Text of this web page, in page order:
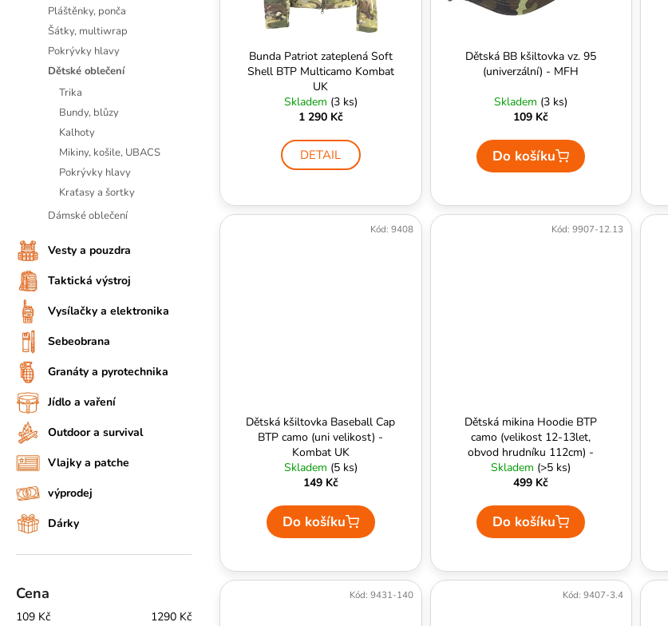
Pláštěnky, ponča
Šátky, multiwrap
Pokrývky hlavy
Dětské oblečení
Trika
Bundy, blůzy
Kalhoty
Mikiny, košile, UBACS
Pokrývky hlavy
Kraťasy a šortky
Dámské oblečení
Vesty a pouzdra
Taktická výstroj
Vysílačky a elektronika
Sebeobrana
Granáty a pyrotechnika
Jídlo a vaření
Outdoor a survival
Vlajky a patche
výprodej
Dárky
Cena
109 Kč 1290 Kč
Bunda Patriot zateplená Soft
Shell BTP Multicamo Kombat
UK
Skladem (3 ks)
1 290 Kč
DETAIL
Dětská BB kšiltovka vz. 95
(univerzální) - MFH
Skladem (3 ks)
109 Kč
Do košíku
Dětská kšiltovka Baseball Cap
BTP camo (uni velikost) -
Kombat UK
Skladem (5 ks)
149 Kč
Do košíku
Kód: 9408
Dětská mikina Hoodie BTP
camo (velikost 12-13let,
obvod hrudníku 112cm) -
Kombat UK
Skladem (>5 ks)
499 Kč
Do košíku
Kód: 9907-12.13
Kód: 9431-140 Kód: 9407-3.4